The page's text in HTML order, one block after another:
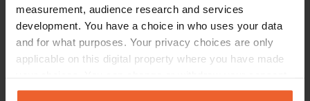
measurement, audience research and services
development. You have a choice in who uses your data
and for what purposes. Your privacy choices are only
applicable on this digital property where you have made
any time from the Cookie Declaration or by clicking on
—